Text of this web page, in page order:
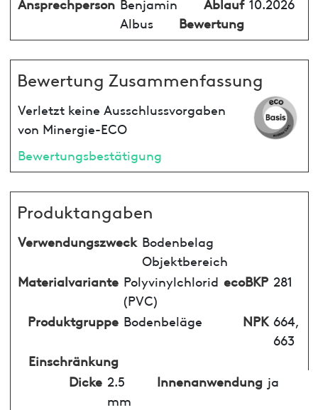
Albus
Bewertung
Bewertung Zusammenfassung
Verletzt keine Ausschlussvorgaben
von Minergie-ECO
Bewertungsbestätigung
Produktangaben
Verwendungszweck Bodenbelag
Objektbereich
Materialvariante Polyvinylchlorid
(PVC)
ecoBKP 281
Produktgruppe Bodenbeläge NPK 664,
663
Einschränkung
Dicke 2.5
mm
Innenanwendung ja